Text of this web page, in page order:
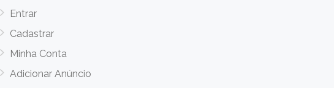
Entrar
Cadastrar
Minha Conta
Adicionar Anúncio